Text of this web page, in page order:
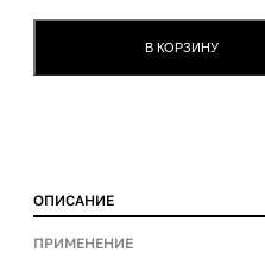
В КОРЗИНУ
ОПИСАНИЕ
ПРИМЕНЕНИЕ